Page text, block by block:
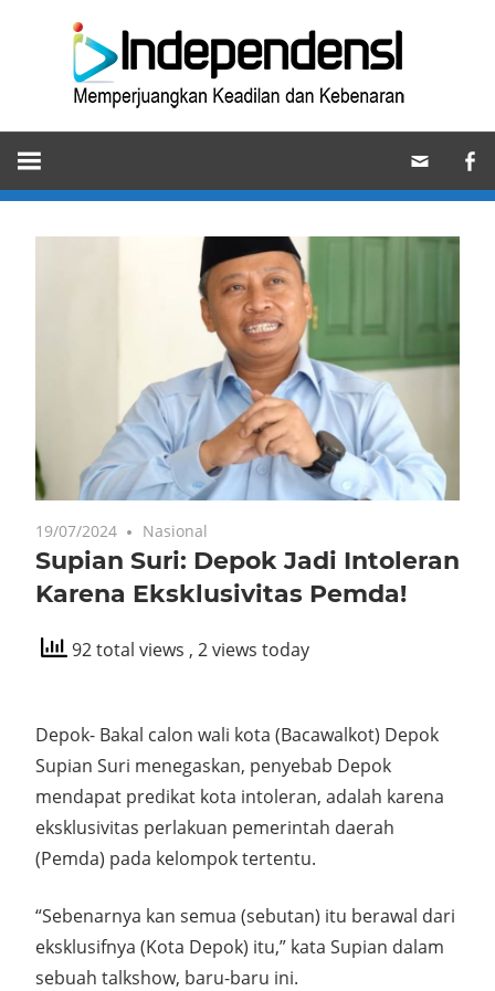
Memperjuangkan
Keadilan
dan
Kebenaran
19/07/2024 Nasional
Supian Suri: Depok Jadi Intoleran
Karena Eksklusivitas Pemda!
92 total views , 2 views today
Depok- Bakal calon wali kota (Bacawalkot) Depok
Supian Suri menegaskan, penyebab Depok
mendapat predikat kota intoleran, adalah karena
eksklusivitas perlakuan pemerintah daerah
(Pemda) pada kelompok tertentu.
“Sebenarnya kan semua (sebutan) itu berawal dari
eksklusifnya (Kota Depok) itu,” kata Supian dalam
sebuah talkshow, baru-baru ini.